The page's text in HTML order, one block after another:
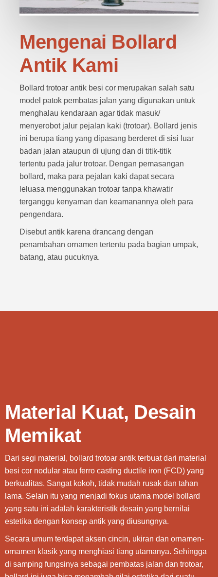
Mengenai Bollard
Antik Kami
Bollard trotoar antik besi cor merupakan salah satu
model patok pembatas jalan yang digunakan untuk
menghalau kendaraan agar tidak masuk/
menyerobot jalur pejalan kaki (trotoar). Bollard jenis
ini berupa tiang yang dipasang berderet di sisi luar
badan jalan ataupun di ujung dan di titik-titik
tertentu pada jalur trotoar. Dengan pemasangan
bollard, maka para pejalan kaki dapat secara
leluasa menggunakan trotoar tanpa khawatir
terganggu kenyaman dan keamanannya oleh para
pengendara.
Disebut antik karena drancang dengan
penambahan ornamen tertentu pada bagian umpak,
batang, atau pucuknya.
Material Kuat, Desain
Memikat
Dari segi material, bollard trotoar antik terbuat dari material
besi cor nodular atau ferro casting ductile iron (FCD) yang
berkualitas. Sangat kokoh, tidak mudah rusak dan tahan
lama. Selain itu yang menjadi fokus utama model bollard
yang satu ini adalah karakteristik desain yang bernilai
estetika dengan konsep antik yang diusungnya.
Secara umum terdapat aksen cincin, ukiran dan ornamen-
ornamen klasik yang menghiasi tiang utamanya. Sehingga
di samping fungsinya sebagai pembatas jalan dan trotoar,